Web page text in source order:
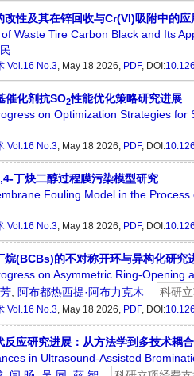
改性及其在锌回收与Cr(VI)吸附中的应
Waste Tire Carbon Black and Its
Vol.16 No.3, May 18 2026, PDF, DOI:
催化剂抗SO2性能优化策略研究进展
on Optimization Strategies for
Vol.16 No.3, May 18 2026, PDF, DOI:
丁炔二醇过程膜污染模型研究
Fouling Model in the
Vol.16 No.3, May 18 2026, PDF, DOI:
烷(BCBs)的不对称开环与异构化研究
on Asymmetric Ring-Opening
, 阿布都热西提·阿布力克木 科研
Vol.16 No.3, May 18 2026, PDF, DOI:
反应研究进展：从方法学到多技术耦合
in Ultrasound-Assisted